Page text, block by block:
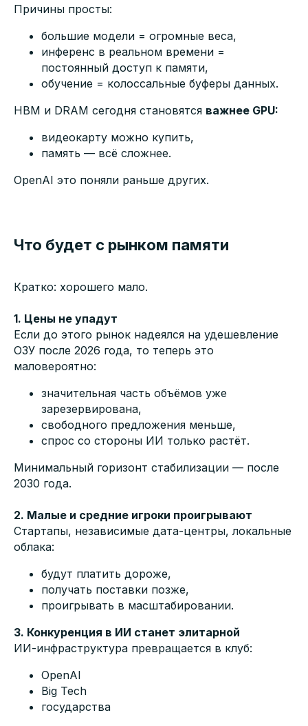
Причины просты:
большие модели = огромные веса,
инференс в реальном времени =
постоянный доступ к памяти,
обучение = колоссальные буферы данных.
HBM и DRAM сегодня становятся важнее GPU:
видеокарту можно купить,
память — всё сложнее.
OpenAI это поняли раньше других.
Что будет с рынком памяти
Кратко: хорошего мало.
1. Цены не упадут
Если до этого рынок надеялся на удешевление
ОЗУ после 2026 года, то теперь это
маловероятно:
значительная часть объёмов уже
зарезервирована,
свободного предложения меньше,
спрос со стороны ИИ только растёт.
Минимальный горизонт стабилизации — после
2030 года.
2. Малые и средние игроки проигрывают
Стартапы, независимые дата-центры, локальные
облака:
будут платить дороже,
получать поставки позже,
проигрывать в масштабировании.
3. Конкуренция в ИИ станет элитарной
ИИ-инфраструктура превращается в клуб:
OpenAI
Big Tech
государства